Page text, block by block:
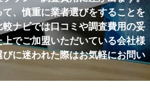
、慎重に業者選びをすることを
ナビでは口コミや調査費用の妥
でご加盟いただいている会社様
に迷われた際はお気軽にお問い